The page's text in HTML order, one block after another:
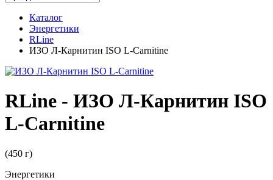
Каталог
Энергетики
RLine
ИЗО Л-Карнитин ISO L-Carnitine
RLine - ИЗО Л-Карнитин ISO
L-Carnitine
(450 г)
Энергетики